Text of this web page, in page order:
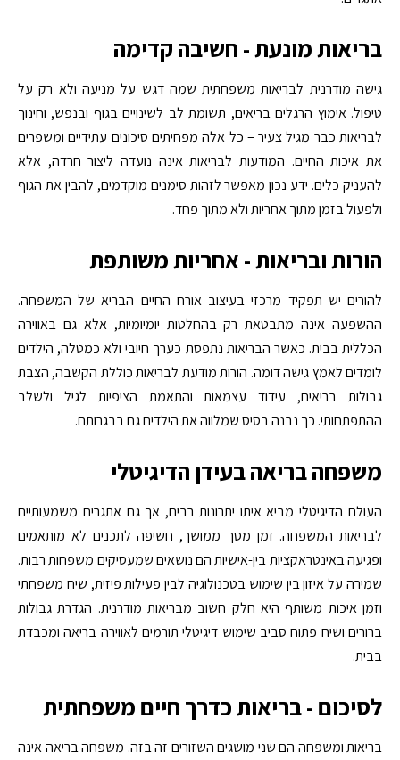
בריאות מונעת - חשיבה קדימה
גישה מודרנית לבריאות משפחתית שמה דגש על מניעה ולא רק על
טיפול. אימוץ הרגלים בריאים, תשומת לב לשינויים בגוף ובנפש, וחינוך
לבריאות כבר מגיל צעיר – כל אלה מפחיתים סיכונים עתידיים ומשפרים
את איכות החיים. המודעות לבריאות אינה נועדה ליצור חרדה, אלא
להעניק כלים. ידע נכון מאפשר לזהות סימנים מוקדמים, להבין את הגוף
ולפעול בזמן מתוך אחריות ולא מתוך פחד.
הורות ובריאות - אחריות משותפת
להורים יש תפקיד מרכזי בעיצוב אורח החיים הבריא של המשפחה.
ההשפעה אינה מתבטאת רק בהחלטות יומיומיות, אלא גם באווירה
הכללית בבית. כאשר הבריאות נתפסת כערך חיובי ולא כמטלה, הילדים
לומדים לאמץ גישה דומה. הורות מודעת לבריאות כוללת הקשבה, הצבת
גבולות בריאים, עידוד עצמאות והתאמת הציפיות לגיל ולשלב
ההתפתחותי. כך נבנה בסיס שמלווה את הילדים גם בבגרותם.
משפחה בריאה בעידן הדיגיטלי
העולם הדיגיטלי מביא איתו יתרונות רבים, אך גם אתגרים משמעותיים
לבריאות המשפחה. זמן מסך ממושך, חשיפה לתכנים לא מותאמים
ופגיעה באינטראקציות בין-אישיות הם נושאים שמעסיקים משפחות רבות.
שמירה על איזון בין שימוש בטכנולוגיה לבין פעילות פיזית, שיח משפחתי
וזמן איכות משותף היא חלק חשוב מבריאות מודרנית. הגדרת גבולות
ברורים ושיח פתוח סביב שימוש דיגיטלי תורמים לאווירה בריאה ומכבדת
בבית.
לסיכום - בריאות כדרך חיים משפחתית
בריאות ומשפחה הם שני מושגים השזורים זה בזה. משפחה בריאה אינה